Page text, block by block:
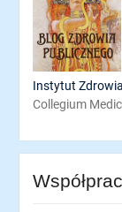
Instytut
Collegium